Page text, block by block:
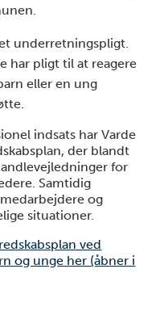
underretningspligt.
har pligt til at reagere
eller en ung
indsats har Varde
der blandt
for
Samtidig
og
situationer.
ved
og unge her (åbner i